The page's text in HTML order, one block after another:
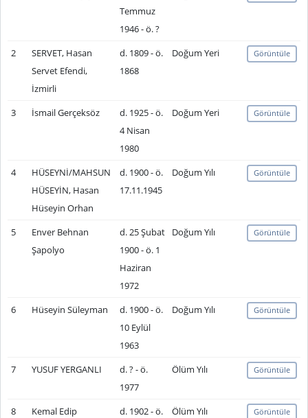
Temmuz
1946 - ö. ?
2
SERVET, Hasan
Servet Efendi,
İzmirli
d. 1809 - ö.
1868
Doğum Yeri Görüntüle
3 İsmail Gerçeksöz
d. 1925 - ö.
4 Nisan
1980
Doğum Yeri Görüntüle
4
HÜSEYNİ/MAHSUN
HÜSEYİN, Hasan
Hüseyin Orhan
d. 1900 - ö.
17.11.1945
Doğum Yılı Görüntüle
5
Enver Behnan
Şapolyo
d. 25 Şubat
1900 - ö. 1
Haziran
1972
Doğum Yılı Görüntüle
6 Hüseyin Süleyman
d. 1900 - ö.
10 Eylül
1963
Doğum Yılı Görüntüle
7 YUSUF YERGANLI
d. ? - ö.
1977
Ölüm Yılı Görüntüle
8
Kemal Edip
d. 1902 - ö.
Ölüm Yılı Görüntüle